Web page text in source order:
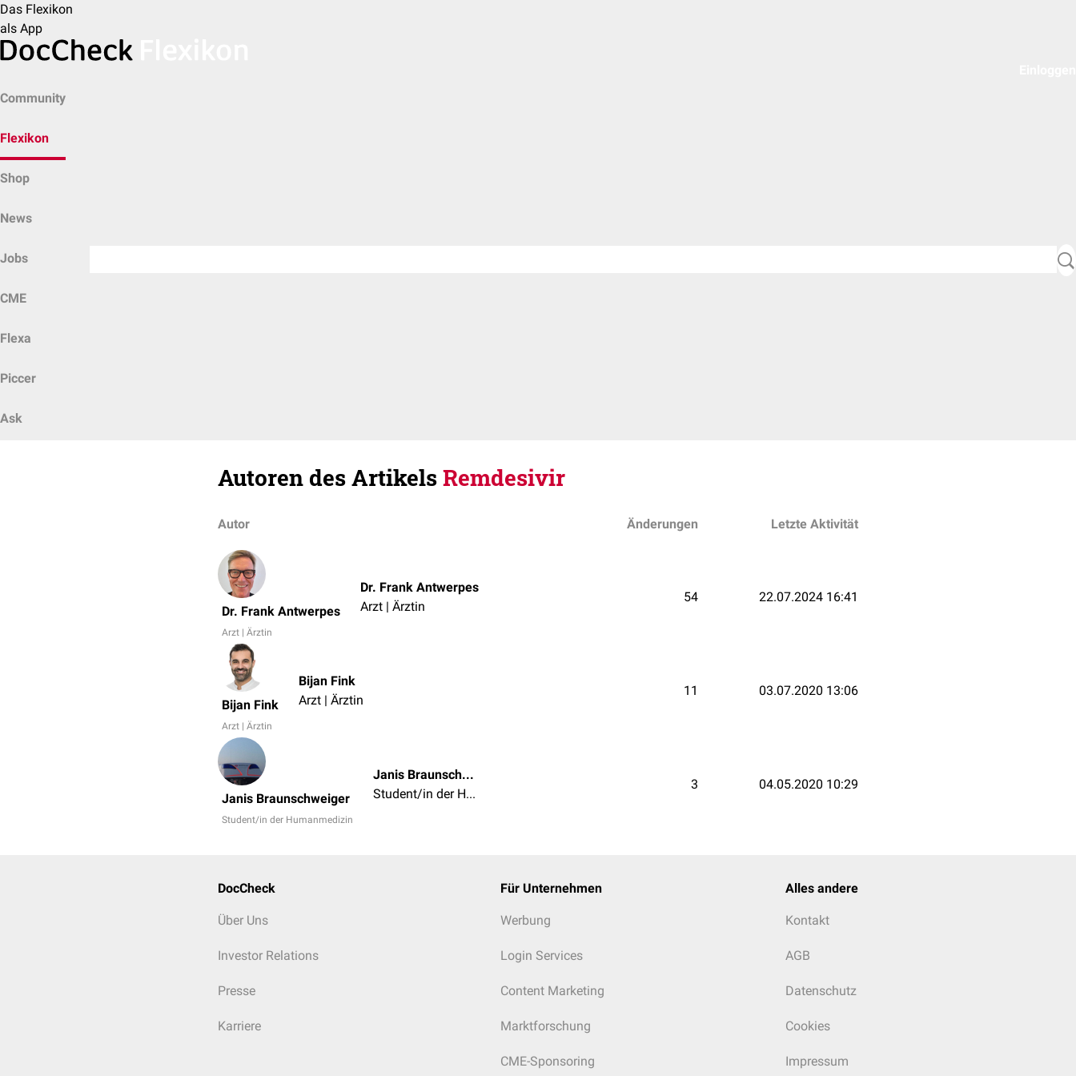
Das Flexikon
als App
Community
Flexikon
Shop
News
Jobs
CME
Flexa
Piccer
Ask
Autoren des ArtikelsRemdesivir
Autor Änderungen Letzte Aktivität
Dr. Frank Antwerpes
Arzt | Ärztin
Dr. Frank Antwerpes
Arzt | Ärztin
54 22.07.2024 16:41
Bijan Fink
Arzt | Ärztin
Bijan Fink
Arzt | Ärztin
11 03.07.2020 13:06
Janis Braunschweiger
Student/in der Humanmedizin
Janis Braunschweiger
Student/in der Humanmedizin
3 04.05.2020 10:29
DocCheck
Über Uns
Investor Relations
Presse
Karriere
Für Unternehmen
Werbung
Login Services
Content Marketing
Marktforschung
CME-Sponsoring
Alles andere
Kontakt
AGB
Datenschutz
Cookies
Impressum